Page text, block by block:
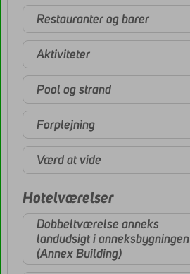
Restauranter og barer
Aktiviteter
Pool og strand
Forplejning
Værd at vide
Hotelværelser
Dobbeltværelse anneks
landudsigt i anneksbygningen
(Annex Building)